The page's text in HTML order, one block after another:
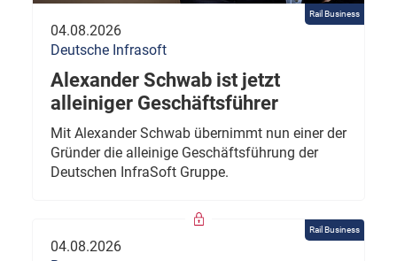
Rail Business
04.08.2026
Deutsche Infrasoft
Alexander Schwab ist jetzt
alleiniger Geschäftsführer
Mit Alexander Schwab übernimmt nun einer der
Gründer die alleinige Geschäftsführung der
Deutschen InfraSoft Gruppe.
Rail Business
04.08.2026